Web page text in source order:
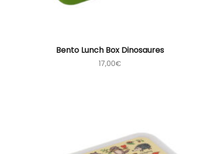
Bento Lunch Box Dinosaures
17,00€